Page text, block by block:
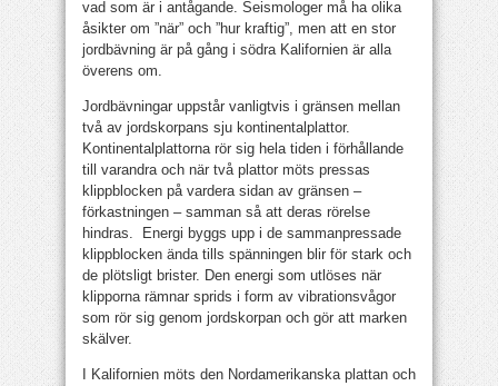
vad som är i antågande. Seismologer må ha olika
åsikter om ”när” och ”hur kraftig”, men att en stor
jordbävning är på gång i södra Kalifornien är alla
överens om.
Jordbävningar uppstår vanligtvis i gränsen mellan
två av jordskorpans sju kontinentalplattor.
Kontinentalplattorna rör sig hela tiden i förhållande
till varandra och när två plattor möts pressas
klippblocken på vardera sidan av gränsen –
förkastningen – samman så att deras rörelse
hindras. Energi byggs upp i de sammanpressade
klippblocken ända tills spänningen blir för stark och
de plötsligt brister. Den energi som utlöses när
klipporna rämnar sprids i form av vibrationsvågor
som rör sig genom jordskorpan och gör att marken
skälver.
I Kalifornien möts den Nordamerikanska plattan och